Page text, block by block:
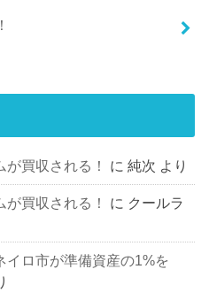
買収される！ に純次 より
買収される！ に クールラ
イロ市が準備資産の1%を